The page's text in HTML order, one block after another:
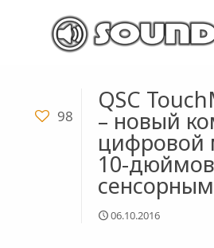
98
QSC
– новый
цифровой
10-
06.10.2016